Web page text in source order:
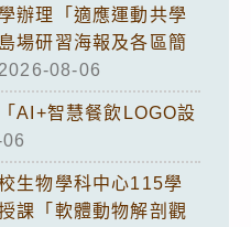
辦理「適應運動共學
場研習海報及各區簡
2026-08-06
AI+智慧餐飲LOGO設
生物學科中心115學
課「軟體動物解剖觀